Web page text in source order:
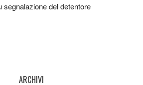
del detentore
ARCHIVI